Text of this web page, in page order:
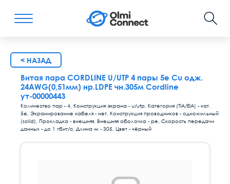
< НАЗАД
Витая пара СORDLINE U/UTP 4 пары 5e Сu одж.
24AWG(0,51мм) нр.LDPE чн.305м Cordline
ут-00000443
Количество пар - 4, Конструкция экрана - u/utp, Категория (TIA/EIA) - кат.
5е, Экранирование кабеля - нет, Конструкция проводников - одножильный
(solid), Прокладка - внешняя, Внешняя оболочка - pe, Скорость передачи
данных - до 1 гбит/с, Длина м - 305, Цвет - чёрный